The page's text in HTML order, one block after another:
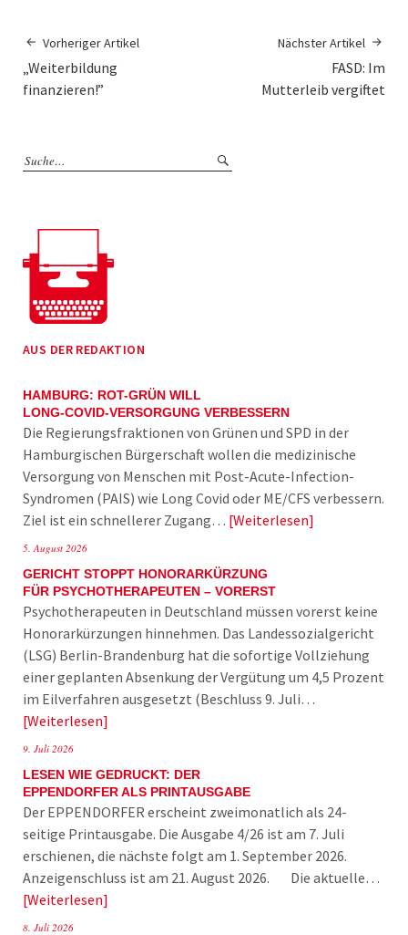
Vorheriger Artikel
„Weiterbildung
finanzieren!”
Nächster Artikel
FASD: Im
Mutterleib vergiftet
AUS DER REDAKTION
HAMBURG: ROT-GRÜN WILL
LONG-COVID-VERSORGUNG VERBESSERN
Die Regierungsfraktionen von Grünen und SPD in der
Hamburgischen Bürgerschaft wollen die medizinische
Versorgung von Menschen mit Post-Acute-Infection-
Syndromen (PAIS) wie Long Covid oder ME/CFS verbessern.
Ziel ist ein schnellerer Zugang… Weiterlesen
5. August 2026
GERICHT STOPPT HONORARKÜRZUNG
FÜR PSYCHOTHERAPEUTEN – VORERST
Psychotherapeuten in Deutschland müssen vorerst keine
Honorarkürzungen hinnehmen. Das Landessozialgericht
(LSG) Berlin-Brandenburg hat die sofortige Vollziehung
einer geplanten Absenkung der Vergütung um 4,5 Prozent
im Eilverfahren ausgesetzt (Beschluss 9. Juli…
Weiterlesen
9. Juli 2026
LESEN WIE GEDRUCKT: DER
EPPENDORFER ALS PRINTAUSGABE
Der EPPENDORFER erscheint zweimonatlich als 24-
seitige Printausgabe. Die Ausgabe 4/26 ist am 7. Juli
erschienen, die nächste folgt am 1. September 2026.
Anzeigenschluss ist am 21. August 2026. Die aktuelle…
Weiterlesen
8. Juli 2026